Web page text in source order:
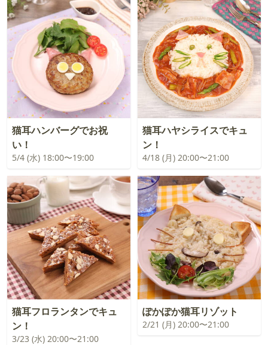
猫耳ハンバーグでお祝
い！
5/4 (水) 18:00〜19:00
猫耳ハヤシライスでキュ
ン！
4/18 (月) 20:00〜21:00
猫耳フロランタンでキュ
ン！
3/23 (水) 20:00〜21:00
ぽかぽか猫耳リゾット
2/21 (月) 20:00〜21:00